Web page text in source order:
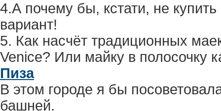
4.А почему бы, кстати, не
вариант!
5. Как насчёт традиционных
Venice? Или майку в полосочку
Пиза
В этом городе я бы
башней.